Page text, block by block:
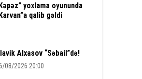
yoxlama oyununda
qalib gəldi
Alxasov “Səbail”də!
08/2026 20:00